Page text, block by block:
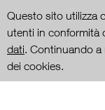
Questo sito utilizza
utenti in conformità
dati. Continuando
dei cookies.